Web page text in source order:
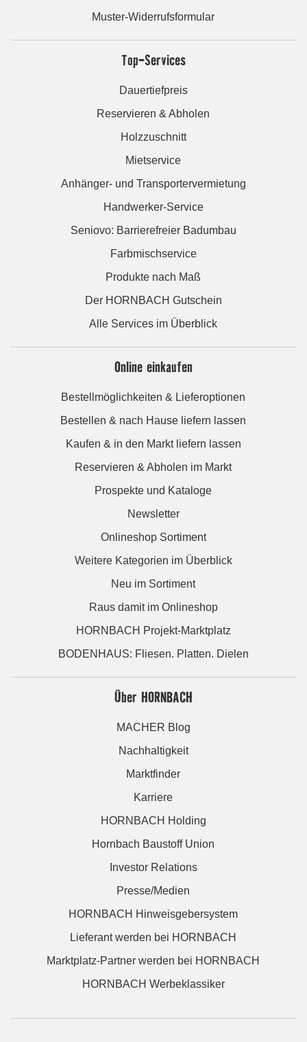
Muster-Widerrufsformular
Top-Services
Dauertiefpreis
Reservieren & Abholen
Holzzuschnitt
Mietservice
Anhänger- und Transportervermietung
Handwerker-Service
Seniovo: Barrierefreier Badumbau
Farbmischservice
Produkte nach Maß
Der HORNBACH Gutschein
Alle Services im Überblick
Online einkaufen
Bestellmöglichkeiten & Lieferoptionen
Bestellen & nach Hause liefern lassen
Kaufen & in den Markt liefern lassen
Reservieren & Abholen im Markt
Prospekte und Kataloge
Newsletter
Onlineshop Sortiment
Weitere Kategorien im Überblick
Neu im Sortiment
Raus damit im Onlineshop
HORNBACH Projekt-Marktplatz
BODENHAUS: Fliesen. Platten. Dielen
Über HORNBACH
MACHER Blog
Nachhaltigkeit
Marktfinder
Karriere
HORNBACH Holding
Hornbach Baustoff Union
Investor Relations
Presse/Medien
HORNBACH Hinweisgebersystem
Lieferant werden bei HORNBACH
Marktplatz-Partner werden bei HORNBACH
HORNBACH Werbeklassiker